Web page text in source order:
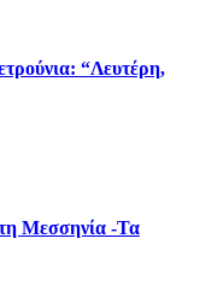
“Λευτέρη,
τη Μεσσηνία -Τα